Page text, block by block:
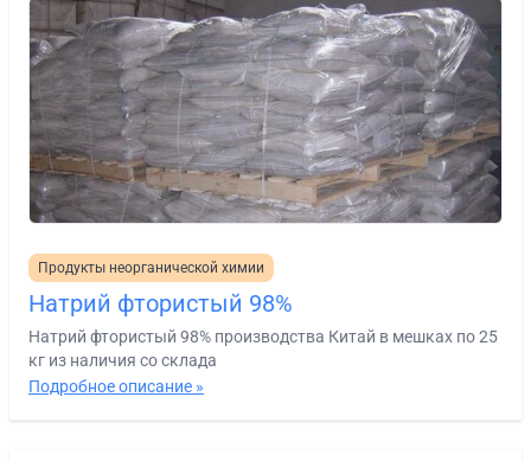
Продукты неорганической химии
Натрий фтористый 98%
Натрий фтористый 98% производства Китай в мешках по 25
кг из наличия со склада
Подробное описание »